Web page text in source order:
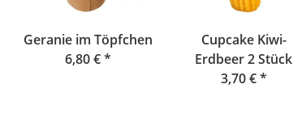
Geranie im Töpfchen
6,80 €*
Cupcake Kiwi-
Erdbeer 2 Stück
3,70 €*